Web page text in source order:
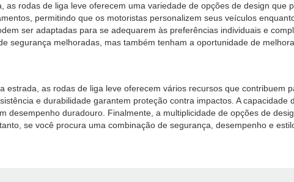
as rodas de liga leve oferecem uma variedade de opções de design
permitindo que os motoristas personalizem seus veículos
ser adaptadas para se adequarem às preferências individuais e
segurança melhoradas, mas também tenham a oportunidade de
estrada, as rodas de liga leve oferecem vários recursos que
e durabilidade garantem proteção contra impactos. A
desempenho duradouro. Finalmente, a multiplicidade de opções de
se você procura uma combinação de segurança, desempenho e